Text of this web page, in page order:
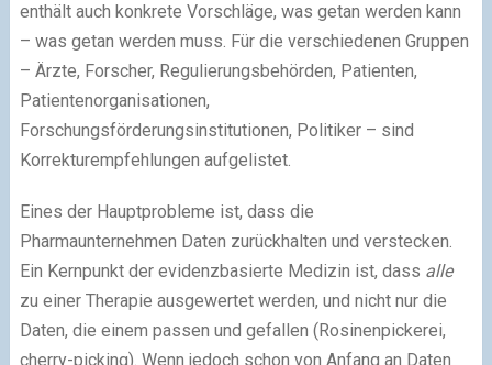
enthält auch konkrete Vorschläge, was getan werden kann
– was getan werden muss. Für die verschiedenen Gruppen
– Ärzte, Forscher, Regulierungsbehörden, Patienten,
Patientenorganisationen,
Forschungsförderungsinstitutionen, Politiker – sind
Korrekturempfehlungen aufgelistet.
Eines der Hauptprobleme ist, dass die
Pharmaunternehmen Daten zurückhalten und verstecken.
Ein Kernpunkt der evidenzbasierte Medizin ist, dass alle
zu einer Therapie ausgewertet werden, und nicht nur die
Daten, die einem passen und gefallen (Rosinenpickerei,
cherry-picking). Wenn jedoch schon von Anfang an Daten